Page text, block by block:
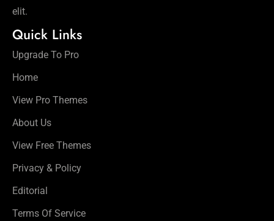
elit.
Quick Links
Upgrade To Pro
Home
View Pro Themes
About Us
View Free Themes
Privacy & Policy
Editorial
Terms Of Service